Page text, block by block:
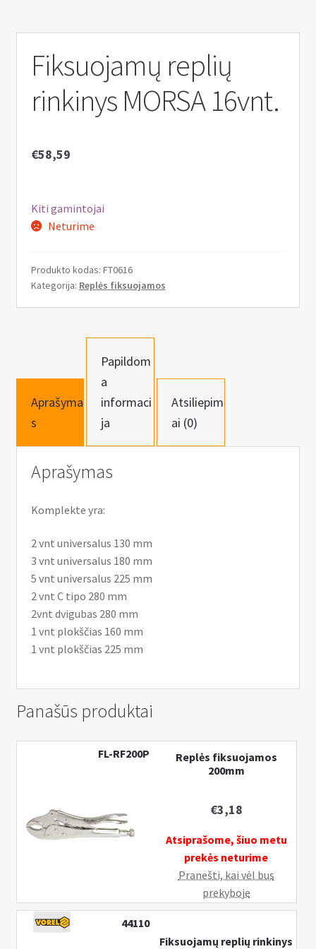
Fiksuojamų replių
rinkinys MORSA 16vnt.
€58,59
Kiti gamintojai
Neturime
Produkto kodas: FT0616
Kategorija: Replės fiksuojamos
Aprašyma
s
Papildom
a
informaci
ja
Atsiliepim
ai (0)
Aprašymas
Komplekte yra:
2 vnt universalus 130 mm
3 vnt universalus 180 mm
5 vnt universalus 225 mm
2 vnt C tipo 280 mm
2vnt dvigubas 280 mm
1 vnt plokščias 160 mm
1 vnt plokščias 225 mm
Panašūs produktai
FL-RF200P
Replės fiksuojamos
200mm
€3,18
Atsiprašome, šiuo metu
prekės neturime
Pranešti, kai vėl bus
prekyboje
44110
Fiksuojamų replių rinkinys